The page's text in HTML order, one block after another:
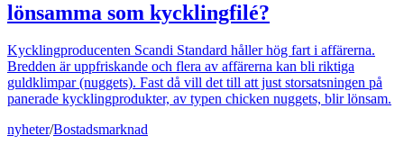
lönsamma som kycklingfilé?
Kycklingproducenten Scandi Standard håller hög fart i affärerna.
Bredden är uppfriskande och flera av affärerna kan bli riktiga
guldklimpar (nuggets). Fast då vill det till att just storsatsningen på
panerade kycklingprodukter, av typen chicken nuggets, blir lönsam.
nyheter/Bostadsmarknad